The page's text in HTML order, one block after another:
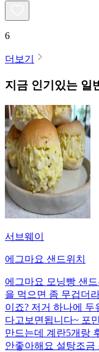
6
더보기
지금 인기있는 일
서브웨이
에그마요 샌드위치
에그마요 모닝빵 샌
을 먹으면 좀 무겁더
이죠? 저거 하나에
다고보면됩니다~ 포
만드는데 계란5개랑
안좋아해요 설탕조